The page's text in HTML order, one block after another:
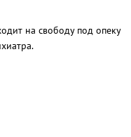
на свободу под опеку